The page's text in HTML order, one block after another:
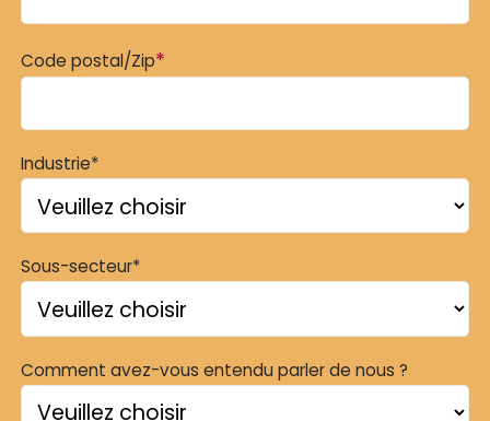
Code postal/Zip*
Industrie*
Sous-secteur*
Comment avez-vous entendu parler de nous ?